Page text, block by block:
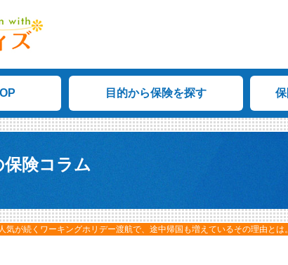
目的から保険を探す
険コラム
人気が続くワーキングホリデー渡航で、途中帰国も増えているその理由とは。